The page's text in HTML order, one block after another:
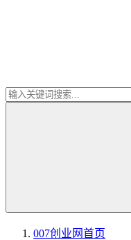
007创业网首页